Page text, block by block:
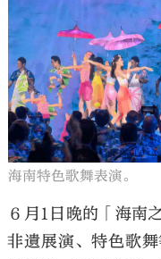
海南特色歌舞表演。
６月1日晚的「海南
非遺展演、特色歌